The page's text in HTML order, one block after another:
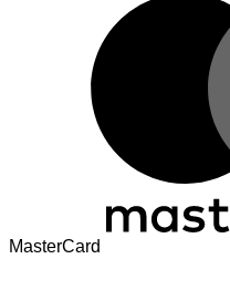
MasterCard